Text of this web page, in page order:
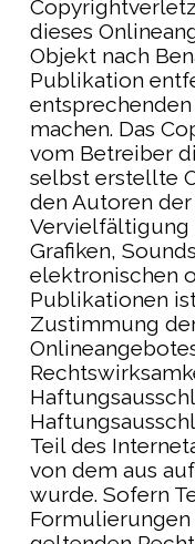
dieses
Objekt nach
Publikation
machen. Das
vom Betreiber
selbst erstellte
den Autoren der
Vervielfältigung
Grafiken,
elektronischen
Publikationen
Zustimmung
Teil des
von dem aus
wurde. Sofern
Formulierungen